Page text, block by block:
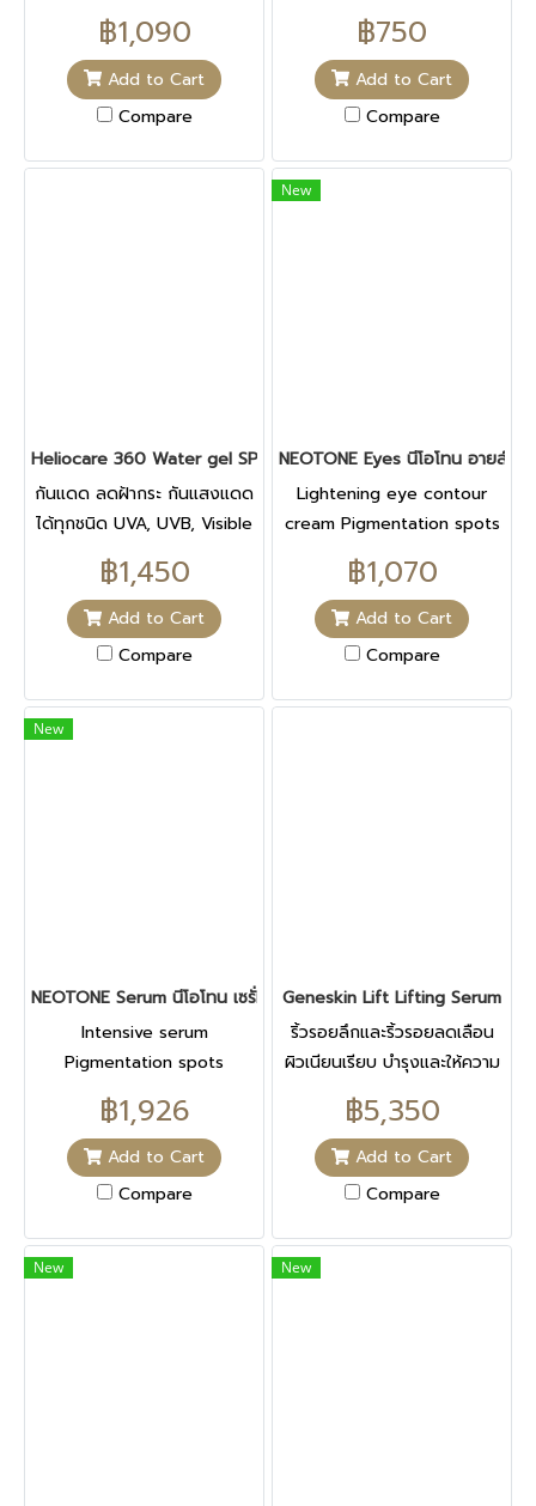
the linea nigra, that
unsightly dark line.
Dermatologically tested
This body milk offers
intense hydration. -NIGHT
USE- OUR CLINICAL
BUTYROSPERMUM PARKII
(SHEA) BUTTER,
CAPRYLIC/CAPRIC
TRIGLYCERIDE,
NIACINAMIDE, SQUALANE,
STEARETH-21, GLYCERYL
STEARATE, SODIUM
HYDROXIDE, AMMONIUM
ACRYLOYLDIMETHYLTAURATE/VP
CETEARYL ALCOHOL,
CETYL PALMITATE,
COCOGLYCERIDES, SODIUM
ANISATE, O-CYMEN-5-OL,
T-BUTYL ALCOHOL,
GLYCYRRHIZA GLABRA
(LICORICE) ROOT
EXTRACT, CAPRYLYL
GLYCOL, DECYL
GLUCOSIDE, BENTONITE,
marks and spots
฿1,090
Add to Cart
Compare
฿750
Add to Cart
Compare
Heliocare 360 Water gel SPF50+
กันแดด ลดฝ้ากระ กันแสงแดด
ได้ทุกชนิด UVA, UVB, Visible
฿1,450
Add to Cart
Compare
New
NEOTONE Eyes นีโอโทน อายส์ 15
Lightening eye contour
cream Pigmentation spots
Corrects
฿1,070
Add to Cart
Compare
New
NEOTONE Serum นีโอโทน เซรั่ม 30 ML
Intensive serum
Pigmentation spots
฿1,926
Add to Cart
Compare
Geneskin Lift Lifting Serum
ริ้วรอยลึกและริ้วรอยลดเลือน
ผิวเนียนเรียบ บำรุงและให้ความ
ชุ่มชื่นยาวนาน 8 ชั่วโมง
฿5,350
Add to Cart
Compare
New New